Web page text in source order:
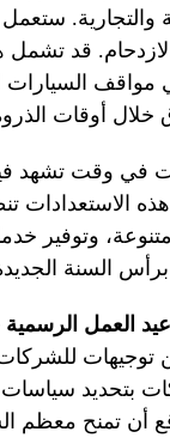
والتجارية.
قد تشمل
مواقف السيارات
أوقات
في وقت تشهد
الاستعدادات
متنوعة، وتوفير
السنة
العمل الرسمية
توجيهات
بتحديد سياسات
أن تمنح معظم